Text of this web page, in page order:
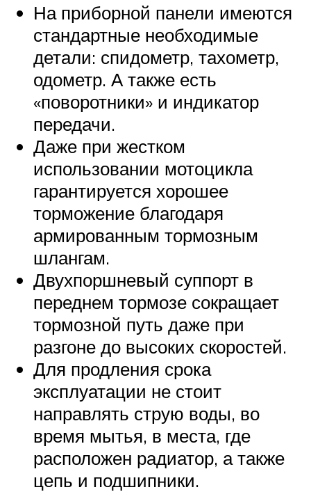
На приборной панели имеются
стандартные необходимые
детали: спидометр, тахометр,
одометр. А также есть
«поворотники» и индикатор
передачи.
Даже при жестком
использовании мотоцикла
гарантируется хорошее
торможение благодаря
армированным тормозным
шлангам.
Двухпоршневый суппорт в
переднем тормозе сокращает
тормозной путь даже при
разгоне до высоких скоростей.
Для продления срока
эксплуатации не стоит
направлять струю воды, во
время мытья, в места, где
расположен радиатор, а также
цепь и подшипники.